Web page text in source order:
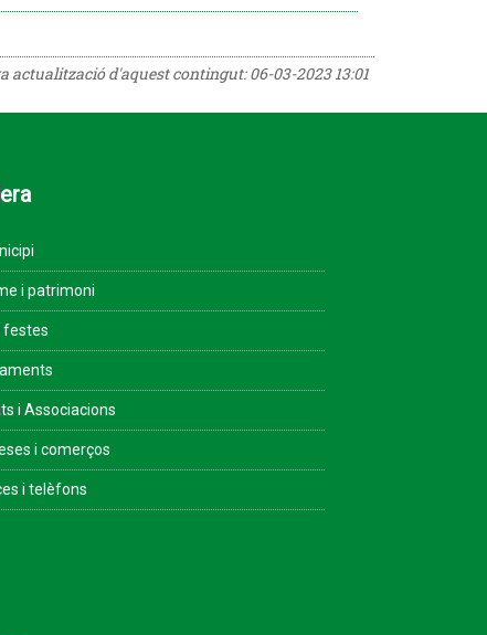
actualització d'aquest contingut:06-03-2023 13:01
i patrimoni
festes
i Associacions
i comerços
i telèfons